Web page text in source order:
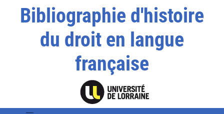
Bibliographie d'histoire
du droit en langue
française